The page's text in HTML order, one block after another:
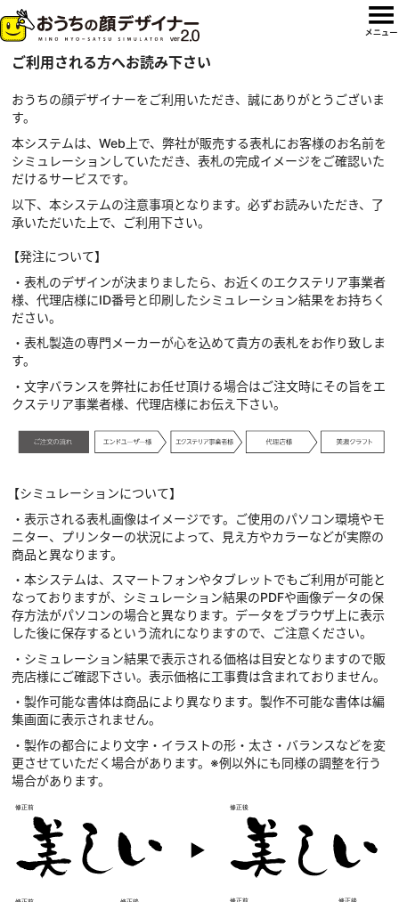
ご利用される方へお読み下さい
おうちの顔デザイナーをご利用いただき、誠にありがとうございま
す。
本システムは、Web上で、弊社が販売する表札にお客様のお名前を
シミュレーションしていただき、表札の完成イメージをご確認いた
だけるサービスです。
以下、本システムの注意事項となります。必ずお読みいただき、了
承いただいた上で、ご利用下さい。
【発注について】
・表札のデザインが決まりましたら、お近くのエクステリア事業者
様、代理店様にID番号と印刷したシミュレーション結果をお持ちく
ださい。
・表札製造の専門メーカーが心を込めて貴方の表札をお作り致しま
す。
・文字バランスを弊社にお任せ頂ける場合はご注文時にその旨をエ
クステリア事業者様、代理店様にお伝え下さい。
【シミュレーションについて】
・表示される表札画像はイメージです。ご使用のパソコン環境やモ
ニター、プリンターの状況によって、見え方やカラーなどが実際の
商品と異なります。
・本システムは、スマートフォンやタブレットでもご利用が可能と
なっておりますが、シミュレーション結果のPDFや画像データの保
存方法がパソコンの場合と異なります。データをブラウザ上に表示
した後に保存するという流れになりますので、ご注意ください。
・シミュレーション結果で表示される価格は目安となりますので販
売店様にご確認下さい。表示価格に工事費は含まれておりません。
・製作可能な書体は商品により異なります。製作不可能な書体は編
集画面に表示されません。
・製作の都合により文字・イラストの形・太さ・バランスなどを変
更させていただく場合があります。※例以外にも同様の調整を行う
場合があります。